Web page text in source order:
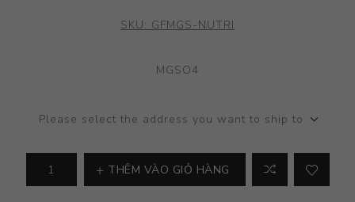
SKU: GFMGS-NUTRI
MGSO4
Please select the address you want to ship to
THÊM VÀO GIỎ HÀNG